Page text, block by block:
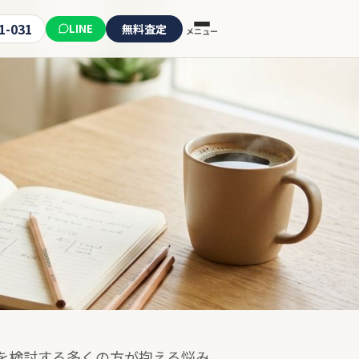
031 LINE 無料査定 メニュー